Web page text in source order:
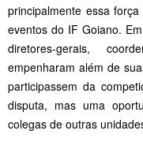
principalmente essa
eventos do IF Goiano.
diretores-gerais,
empenharam além de
participassem da
disputa, mas uma
colegas de outras